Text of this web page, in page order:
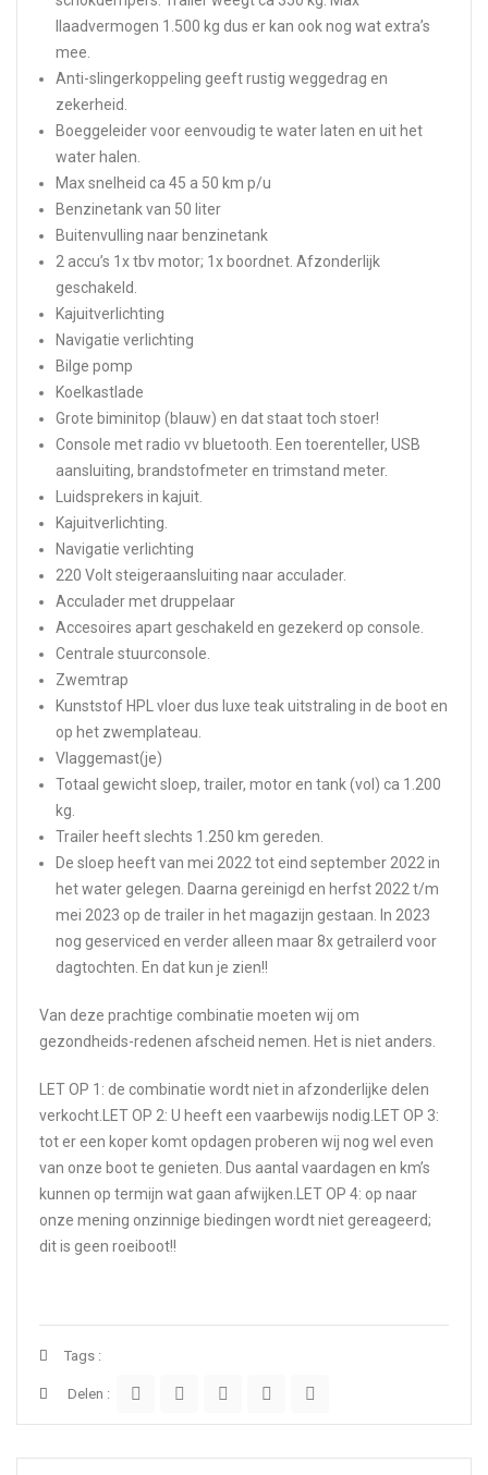
llaadvermogen 1.500 kg dus er kan ook nog wat extra’s
mee.
Anti-slingerkoppeling geeft rustig weggedrag en
zekerheid.
Boeggeleider voor eenvoudig te water laten en uit het
water halen.
Max snelheid ca 45 a 50 km p/u
Benzinetank van 50 liter
Buitenvulling naar benzinetank
2 accu’s 1x tbv motor; 1x boordnet. Afzonderlijk
geschakeld.
Kajuitverlichting
Navigatie verlichting
Bilge pomp
Koelkastlade
Grote biminitop (blauw) en dat staat toch stoer!
Console met radio vv bluetooth. Een toerenteller, USB
aansluiting, brandstofmeter en trimstand meter.
Luidsprekers in kajuit.
Kajuitverlichting.
Navigatie verlichting
220 Volt steigeraansluiting naar acculader.
Acculader met druppelaar
Accesoires apart geschakeld en gezekerd op console.
Centrale stuurconsole.
Zwemtrap
Kunststof HPL vloer dus luxe teak uitstraling in de boot en
op het zwemplateau.
Vlaggemast(je)
Totaal gewicht sloep, trailer, motor en tank (vol) ca 1.200
kg.
Trailer heeft slechts 1.250 km gereden.
De sloep heeft van mei 2022 tot eind september 2022 in
het water gelegen. Daarna gereinigd en herfst 2022 t/m
mei 2023 op de trailer in het magazijn gestaan. In 2023
nog geserviced en verder alleen maar 8x getrailerd voor
dagtochten. En dat kun je zien!!
Van deze prachtige combinatie moeten wij om
gezondheids-redenen afscheid nemen. Het is niet anders.
LET OP 1: de combinatie wordt niet in afzonderlijke delen
verkocht.LET OP 2: U heeft een vaarbewijs nodig.LET OP 3:
tot er een koper komt opdagen proberen wij nog wel even
van onze boot te genieten. Dus aantal vaardagen en km’s
kunnen op termijn wat gaan afwijken.LET OP 4: op naar
onze mening onzinnige biedingen wordt niet gereageerd;
dit is geen roeiboot!!
Tags :
Delen :